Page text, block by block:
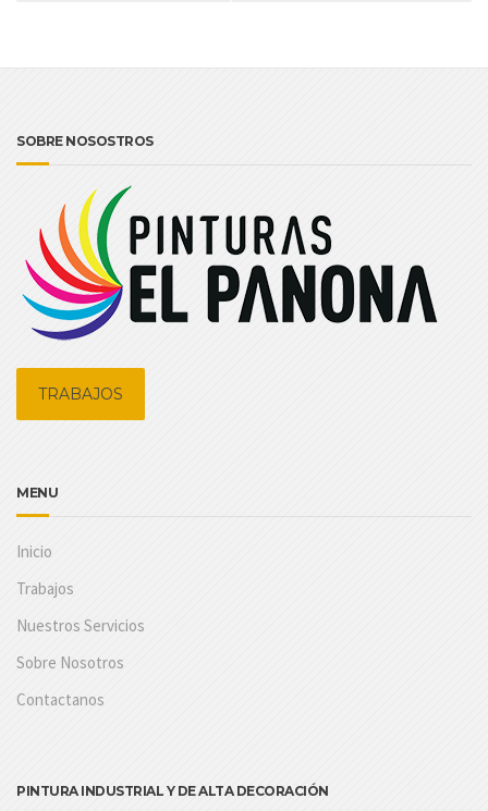
SOBRE NOSOSTROS
TRABAJOS
MENU
Inicio
Trabajos
Nuestros Servicios
Sobre Nosotros
Contactanos
PINTURA INDUSTRIAL Y DE ALTA DECORACIÓN